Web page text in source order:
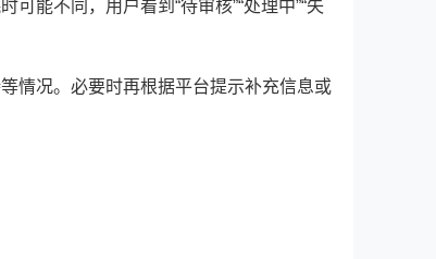
能不同，用户看到“待审核”“处理中”“失
情况。必要时再根据平台提示补充信息或